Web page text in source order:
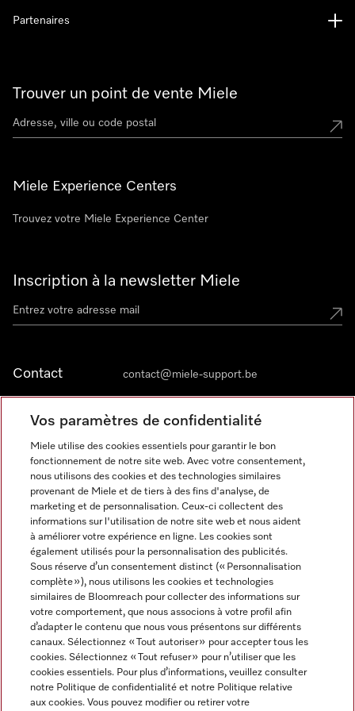
Trouver un point de vente Miele
Miele Experience Centers
Trouvez votre Miele Experience Center
Inscription à la newsletter Miele
Contact contact@miele-support.be
Langue
FRANÇAIS
Partenaires
Informations légales
CGV
Protection des données
Miele sur Facebook
Miele sur Youtube
Miele sur Instagram
Miele sur Pinterest
Vos paramètres de confidentialité
Miele utilise des cookies essentiels pour garantir le bon
fonctionnement de notre site web. Avec votre consentement,
nous utilisons des cookies et des technologies similaires
provenant de Miele et de tiers à des fins d'analyse, de
marketing et de personnalisation. Ceux-ci collectent des
informations sur l'utilisation de notre site web et nous aident
à améliorer votre expérience en ligne. Les cookies sont
également utilisés pour la personnalisation des publicités.
Sous réserve d’un consentement distinct (« Personnalisation
complète »), nous utilisons les cookies et technologies
similaires de Bloomreach pour collecter des informations sur
votre comportement, que nous associons à votre profil afin
d’adapter le contenu que nous vous présentons sur différents
canaux. Sélectionnez « Tout autoriser » pour accepter tous les
cookies. Sélectionnez « Tout refuser » pour n’utiliser que les
cookies essentiels. Pour plus d’informations, veuillez consulter
notre Politique de confidentialité et notre Politique relative
aux cookies. Vous pouvez modifier ou retirer votre